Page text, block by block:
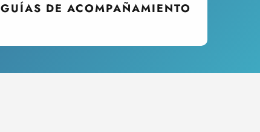
GUÍAS DE ACOMPAÑAMIENTO